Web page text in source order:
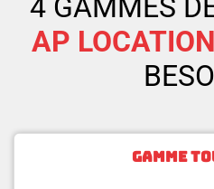
4 GAMMES
AP LOCATION
GAMME